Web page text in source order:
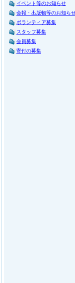
イベント等のお知らせ
会報・出版物等のお知ら
ボランティア募集
スタッフ募集
会員募集
寄付の募集